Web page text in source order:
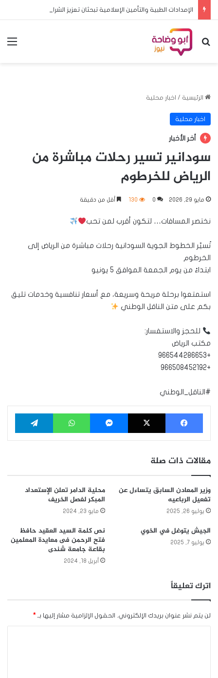
بحث عن
الرئيسية / اخبار محلية
اخبار محلية
أخر الأخبار
سودانير تسير رحلات مباشرة من
الرياض للخرطوم
مايو 29, 2026 0
130 أقل من دقيقة
نختصر المسافات… لتكون أقرب لمن تحب
تُسيّر الخطوط الجوية السودانية رحلات مباشرة من الرياض إلى
الخرطوم
ابتداءً من يوم الجمعة الموافق 5 يونيو
استمتعوا برحلة مريحة وسريعة، مع أسعار تنافسية وخدمات تليق
بكم على متن الناقل الوطني
للحجز والاستفسار:
مكتب الرياض
+966544286653
+966508452192
#الناقل_الوطني
فيسبوك ‫X ماسنجر واتساب
مقالات ذات صلة
وزير المعادن السابق يتساءل عن
تفعيل الرباعيه
يوليو 26, 2025
محلية الدامر تعلن الإستعداد
المبكر لفصل الخريف
مايو 23, 2024
الجيش يتوغل في الخوي
يوليو 7, 2025
نص كلمة السيد العقيد حافظ
فتح الرحمن فى معايدة المعلمين
بقاعة جامعة شندى
أبريل 18, 2024
اترك تعليقاً
لن يتم نشر عنوان بريدك الإلكتروني. الحقول الإلزامية مشار إليها بـ *